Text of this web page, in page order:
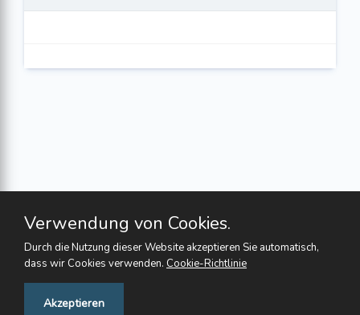
Verwendung von Cookies.
Durch die Nutzung dieser Website akzeptieren Sie automatisch,
dass wir Cookies verwenden. Cookie-Richtlinie
Akzeptieren